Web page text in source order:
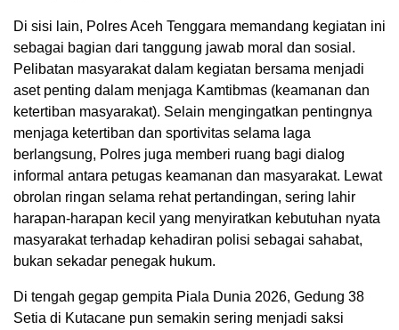
Di sisi lain, Polres Aceh Tenggara memandang kegiatan ini
sebagai bagian dari tanggung jawab moral dan sosial.
Pelibatan masyarakat dalam kegiatan bersama menjadi
aset penting dalam menjaga Kamtibmas (keamanan dan
ketertiban masyarakat). Selain mengingatkan pentingnya
menjaga ketertiban dan sportivitas selama laga
berlangsung, Polres juga memberi ruang bagi dialog
informal antara petugas keamanan dan masyarakat. Lewat
obrolan ringan selama rehat pertandingan, sering lahir
harapan-harapan kecil yang menyiratkan kebutuhan nyata
masyarakat terhadap kehadiran polisi sebagai sahabat,
bukan sekadar penegak hukum.
Di tengah gegap gempita Piala Dunia 2026, Gedung 38
Setia di Kutacane pun semakin sering menjadi saksi